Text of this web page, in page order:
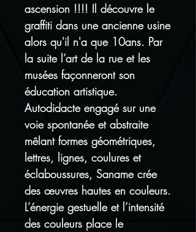
ascension !!!! Il découvre le
graffiti dans une ancienne usine
alors qu'il n'a que 10ans. Par
la suite l’art de la rue et les
musées façonneront son
éducation artistique.
Autodidacte engagé sur une
voie spontanée et abstraite
mêlant formes géométriques,
lettres, lignes, coulures et
éclaboussures, Saname crée
des œuvres hautes en couleurs.
L’énergie gestuelle et l’intensité
des couleurs place le